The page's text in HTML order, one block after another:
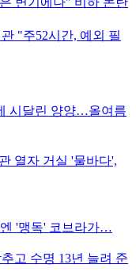
"주52시간, 예외 필
시달린 양양…올여름
열자 거실 '물바다',
'맹독' 코브라가…
고 수명 13년 늘려 준